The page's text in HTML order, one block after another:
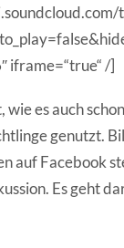
iframe=“true“ /]
es auch
genutzt.
auf Facebook
Es geht